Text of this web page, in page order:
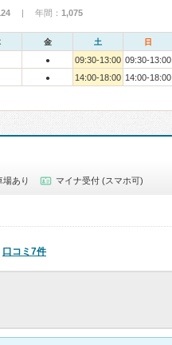
| 年間： 1,075
金 土 日
● 09:30-13:00 09:30-13:00
● 14:00-18:00 14:00-18:00
場あり マイナ受付 (スマホ可)
口コミ7件